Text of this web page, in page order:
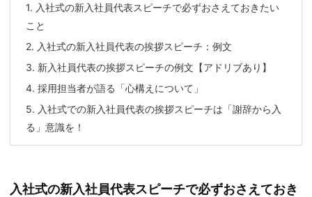
1. 入社式の新入社員代表スピーチで必ずおさえておきたい
こと
2. 入社式の新入社員代表の挨拶スピーチ：例文
3. 新入社員代表の挨拶スピーチの例文【アドリブあり】
4. 採用担当者が語る「心構えについて」
5. 入社式での新入社員代表の挨拶スピーチは「謝辞から入
る」意識を！
入社式の新入社員代表スピーチで必ずおさえておき